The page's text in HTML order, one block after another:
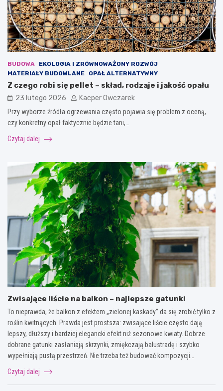
BUDOWA
EKOLOGIA I ZRÓWNOWAŻONY ROZWÓJ
MATERIAŁY BUDOWLANE
OPAŁ ALTERNATYWNY
Z czego robi się pellet – skład, rodzaje i jakość opału
23 lutego 2026 Kacper Owczarek
Przy wyborze źródła ogrzewania często pojawia się problem z oceną,
czy konkretny opał faktycznie będzie tani,…
Czytaj dalej
Zwisające liście na balkon – najlepsze gatunki
To nieprawda, że balkon z efektem „zielonej kaskady” da się zrobić tylko z
roślin kwitnących. Prawda jest prostsza: zwisające liście często dają
lepszy, dłuższy i bardziej elegancki efekt niż sezonowe kwiaty. Dobrze
dobrane gatunki zasłaniają skrzynki, zmiękczają balustradę i szybko
wypełniają pustą przestrzeń. Nie trzeba też budować kompozycji…
Czytaj dalej